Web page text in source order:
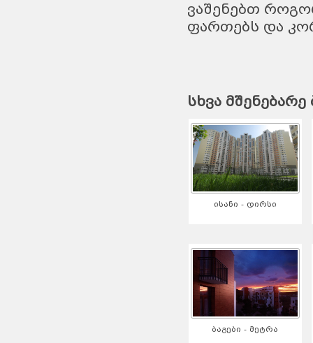
ვაშენებთ
ფართებს და
სხვა მშენებარე
ისანი - დირსი
ბაგები - მეტრა